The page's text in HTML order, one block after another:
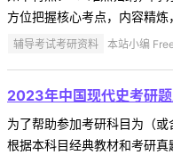
方位把握核心考点，内容精
辅导考试考研资料 本站小编
2023年中国现代史考研题
为了帮助参加考研科目为（
根据本科目经典教材和考研真